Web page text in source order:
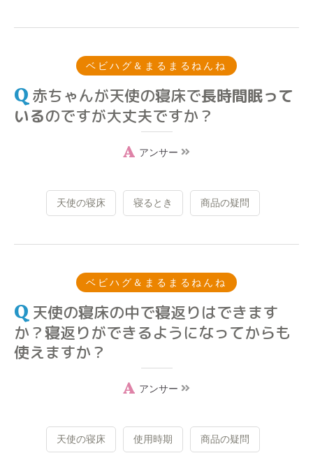
ベビハグ＆まるまるねんね
赤ちゃんが天使の寝床で長時間眠って
いるのですが大丈夫ですか？
アンサー
天使の寝床 寝るとき 商品の疑問
ベビハグ＆まるまるねんね
天使の寝床の中で寝返りはできます
か？寝返りができるようになってからも
使えますか？
アンサー
天使の寝床 使用時期 商品の疑問